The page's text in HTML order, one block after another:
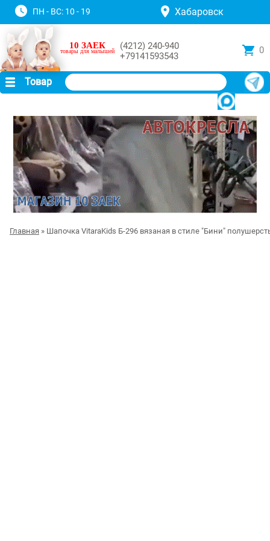
ПН - ВС: 10 - 19 Хабаровск
10 ЗАЕК
товары для малышей
(4212) 240-940
+79141593543
0
Товар
Главная » Шапочка VitaraKids Б-296 вязаная в стиле "Бини"